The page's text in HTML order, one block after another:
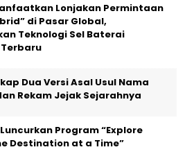
Lonjakan Permintaan
di Pasar Global,
Teknologi Sel Baterai
Dua Versi Asal Usul Nama
Rekam Jejak Sejarahnya
Luncurkan Program “Explore
Destination at a Time”